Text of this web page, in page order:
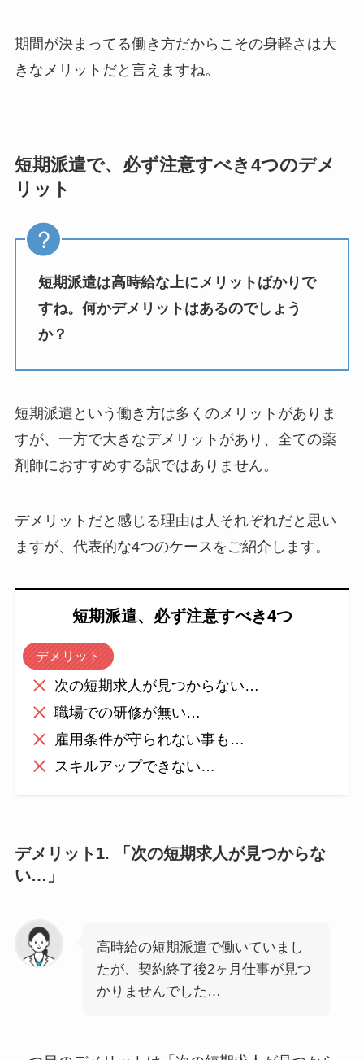
期間が決まってる働き方だからこその身軽さは大
きなメリットだと言えますね。
短期派遣で、必ず注意すべき4つのデメ
リット
短期派遣は高時給な上にメリットばかりで
すね。何かデメリットはあるのでしょう
か？
短期派遣という働き方は多くのメリットがありま
すが、一方で大きなデメリットがあり、全ての薬
剤師におすすめする訳ではありません。
デメリットだと感じる理由は人それぞれだと思い
ますが、代表的な4つのケースをご紹介します。
短期派遣、必ず注意すべき4つ
デメリット
次の短期求人が見つからない…
職場での研修が無い…
雇用条件が守られない事も…
スキルアップできない…
デメリット1. 「次の短期求人が見つからな
い…」
高時給の短期派遣で働いていまし
たが、契約終了後2ヶ月仕事が見つ
かりませんでした…